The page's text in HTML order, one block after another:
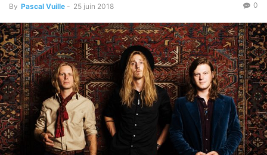
By Pascal Vuille - 25 juin 2018 0